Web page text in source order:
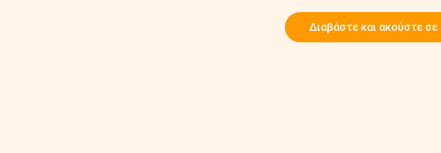
Διαβάστε και ακούστε